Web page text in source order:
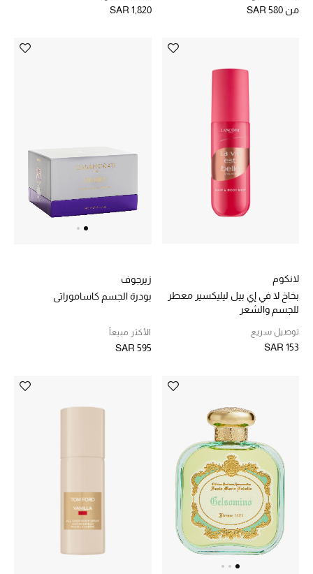
منSAR 580
SAR 1,820
لانكوم
بخاخ لا في إي بيل ليليكسير معطر
للجسم والشعر
توصيل سريع
SAR 153
زيرجوف
بودرة الجسم كاساموراتي
الأكثر مبيعاً
SAR 595